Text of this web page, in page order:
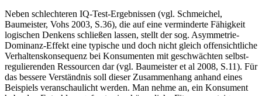
Neben schlechteren IQ-Test-Ergebnissen (vgl. Schmeichel,
Baumeister, Vohs 2003, S.36), die auf eine verminderte Fähigkeit
logischen Denkens schließen lassen, stellt der sog. Asymmetrie-
Dominanz-Effekt eine typische und doch nicht gleich offensichtliche
Verhaltenskonsequenz bei Konsumenten mit geschwächten selbst-
regulierenden Ressourcen dar (vgl. Baumeister et al 2008, S.11). Für
das bessere Verständnis soll dieser Zusammenhang anhand eines
Beispiels veranschaulicht werden. Man nehme an, ein Konsument